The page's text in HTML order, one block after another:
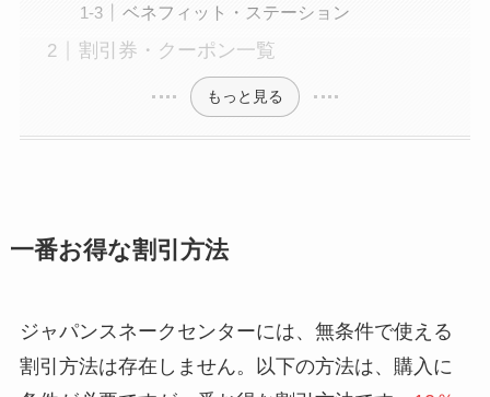
ベネフィット・ステーション
割引券・クーポン一覧
もっと見る
一番お得な割引方法
ジャパンスネークセンターには、無条件で使える
割引方法は存在しません。以下の方法は、購入に